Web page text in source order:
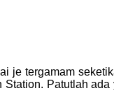
je tergamam
Patutlah